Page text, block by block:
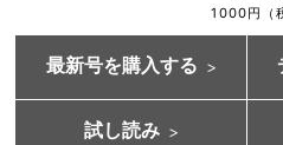
1000円（
最新号を購入する
試し読み